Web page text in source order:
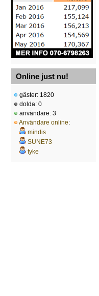
Online just nu!
gäster: 1820
dolda: 0
användare: 3
Användare online:
mindis
SUNE73
tyke